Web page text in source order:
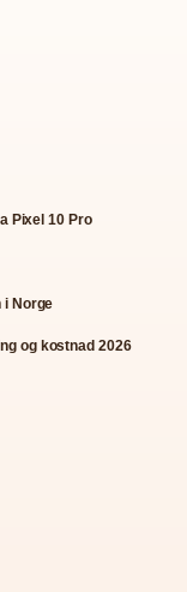
Pixel 10 Pro
i Norge
og kostnad 2026